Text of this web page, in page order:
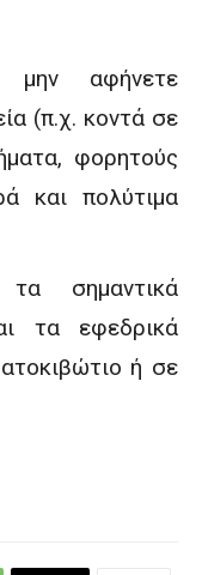
αφήνετε
(π.χ. κοντά σε
φορητούς
και πολύτιμα
σημαντικά
τα εφεδρικά
ή σε